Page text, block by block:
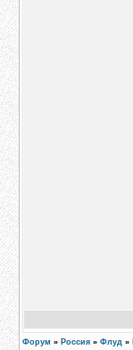
Форум » Россия » Флуд »